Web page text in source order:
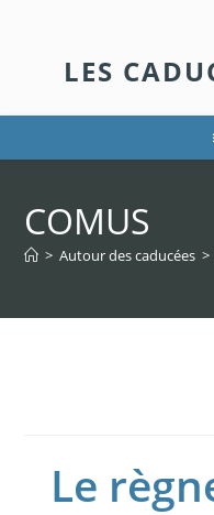
LES
COMUS
> Autour des caducées >
Le